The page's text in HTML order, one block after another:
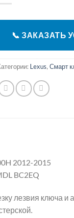
📞 ЗАКАЗАТЬ
Lexus,Смарт
2012-2015
BC2EQ
лезвия ключа